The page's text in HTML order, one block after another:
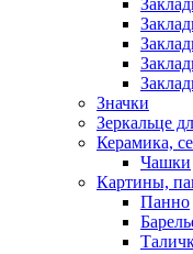
Значки
Зеркальце
Керамика,
Чашки
Картины,
Панно